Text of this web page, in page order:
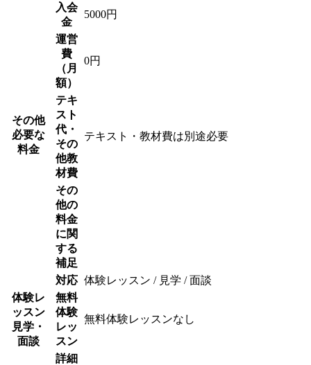
その他
必要な
料金
入会
金
5000円
運営
費
（月
額）
0円
テキ
スト
代・
その
他教
材費
テキスト・教材費は別途必要
その
他の
料金
に関
する
補足
体験レ
ッスン
見学・
面談
対応 体験レッスン / 見学 / 面談
無料
体験
レッ
スン
無料体験レッスンなし
詳細